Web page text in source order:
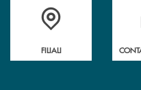
Trova la filiale più vicina a te
FILIALI
Hai